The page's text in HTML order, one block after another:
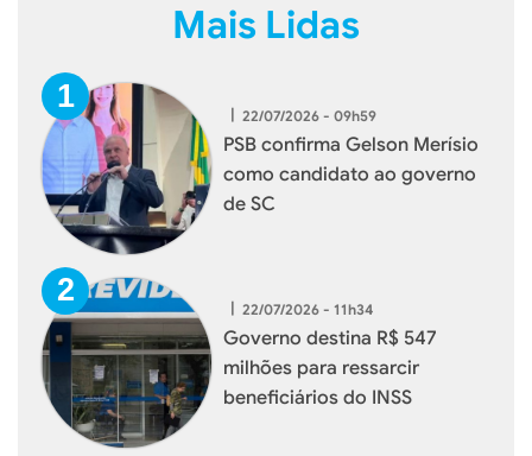
Mais Lidas
| 22/07/2026 - 09h59
PSB confirma Gelson Merísio
como candidato ao governo
de SC
22/07/2026 - 11h34
Governo destina R$ 547
milhões para ressarcir
beneficiários do INSS